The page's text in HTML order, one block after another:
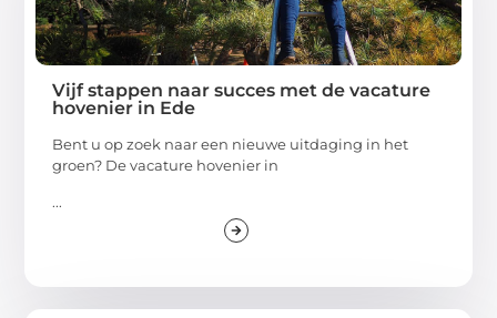
Vijf stappen naar succes met de vacature
hovenier in Ede
Bent u op zoek naar een nieuwe uitdaging in het
groen? De vacature hovenier in
...